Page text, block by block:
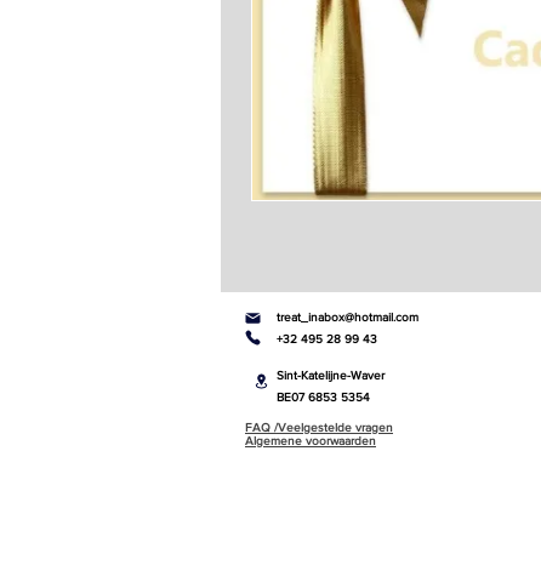
treat_inabox@hotmail.com
+32 495 28 99 43
Sint-Katelijne-Waver
BE07 6853 5354
FAQ /Veelgestelde vragen
Algemene voorwaarden